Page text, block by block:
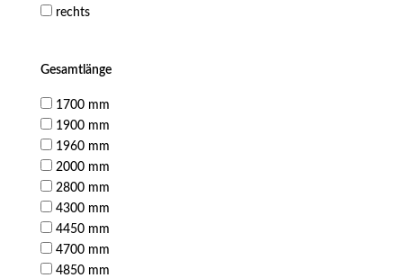
rechts
Gesamtlänge
1700 mm
1900 mm
1960 mm
2000 mm
2800 mm
4300 mm
4450 mm
4700 mm
4850 mm